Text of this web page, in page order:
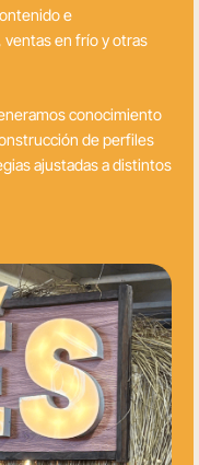
e
en frío y otras
conocimiento
de perfiles
ajustadas a distintos